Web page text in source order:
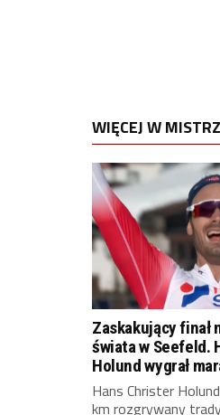
WIĘCEJ W
Zaskakujący finał
świata w Seefeld.
Holund wygrał
Hans Christer
km rozgrywany